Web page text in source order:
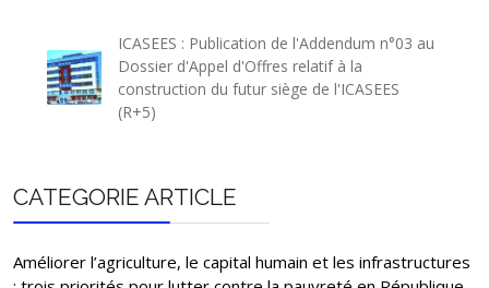
ICASEES : Publication de l'Addendum n°03 au
Dossier d'Appel d'Offres relatif à la
construction du futur siège de l'ICASEES
(R+5)
CATEGORIE ARTICLE
Améliorer l’agriculture, le capital humain et les infrastructures